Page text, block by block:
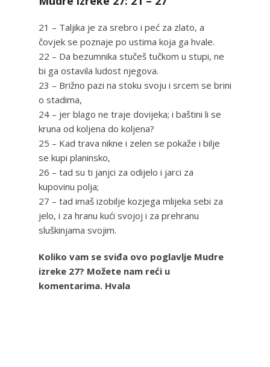
21 – Taljika je za srebro i peć za zlato, a
čovjek se poznaje po ustima koja ga hvale.
22 – Da bezumnika stučeš tučkom u stupi, ne
bi ga ostavila ludost njegova.
23 – Brižno pazi na stoku svoju i srcem se brini
o stadima,
24 – jer blago ne traje dovijeka; i baštini li se
kruna od koljena do koljena?
25 – Kad trava nikne i zelen se pokaže i bilje
se kupi planinsko,
26 – tad su ti janjci za odijelo i jarci za
kupovinu polja;
27 – tad imaš izobilje kozjega mlijeka sebi za
jelo, i za hranu kući svojoj i za prehranu
sluškinjama svojim.
Koliko vam se sviđa ovo poglavlje Mudre
izreke 27? Možete nam reći u
komentarima. Hvala